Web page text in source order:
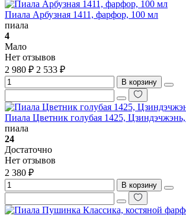
Пиала Арбузная 1411, фарфор, 100 мл
пиала
4
Мало
Нет отзывов
2 980 ₽ 2 533 ₽
В корзину
Пиала Цветник голубая 1425,
пиала
24
Достаточно
Нет отзывов
2 380 ₽
В корзину